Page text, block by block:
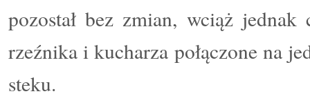
pozostał bez zmian, wciąż
rzeźnika i kucharza połączone na
steku.